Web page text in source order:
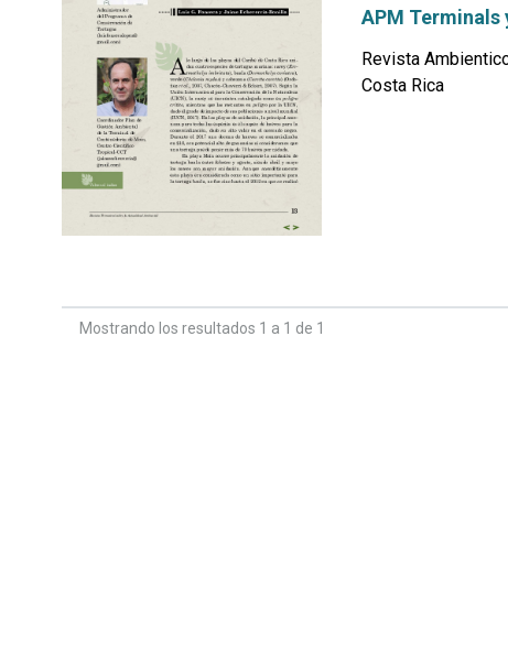
APM Terminals
Revista
Costa Rica
Mostrando los resultados 1 a 1 de 1